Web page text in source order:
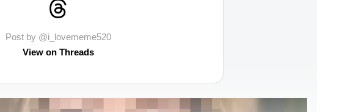
Post by @i_lovememe520
View on Threads